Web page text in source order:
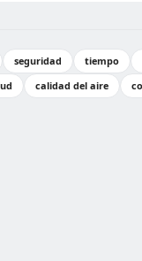
seguridad tiempo
calidad del aire